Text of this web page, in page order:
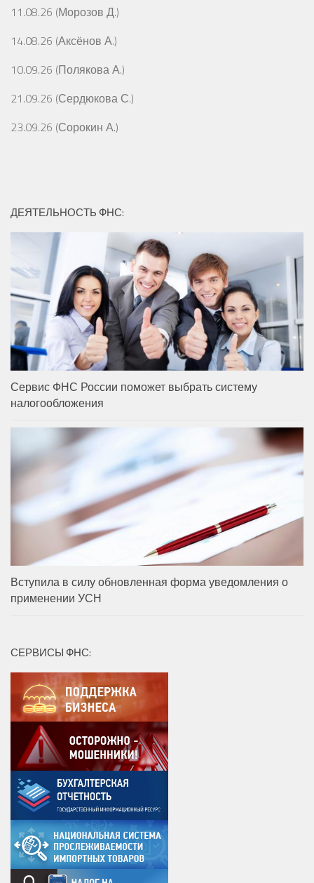
11.08.26 (Морозов Д.)
14.08.26 (Аксёнов А.)
10.09.26 (Полякова А.)
21.09.26 (Сердюкова С.)
23.09.26 (Сорокин А.)
ДЕЯТЕЛЬНОСТЬ ФНС:
Сервис ФНС России поможет выбрать систему
налогообложения
Вступила в силу обновленная форма уведомления о
применении УСН
СЕРВИСЫ ФНС: